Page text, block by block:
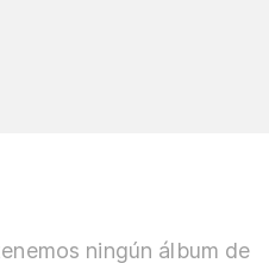
ningún álbum de